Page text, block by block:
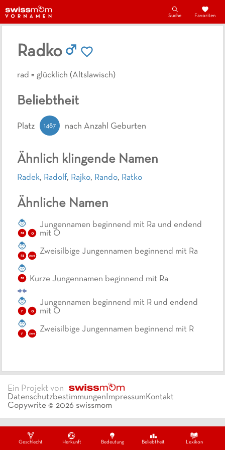
Geschlecht Herkunft Bedeutung Beliebtheit Lexikon
Suche Favoriten
Radko
rad = glücklich (Altslawisch)
Ähnlich klingende Namen
Radek, Radolf, Rajko, Rando, Ratko
Ähnliche Namen
ra o
Jungennamen beginnend mit Ra und endend
mit O
ra zwe Zweisilbige Jungennamen beginnend mit Ra
ra Kurze Jungennamen beginnend mit Ra
r o
Jungennamen beginnend mit R und endend
mit O
r zwe Zweisilbige Jungennamen beginnend mit R
Beliebtheit
Platz 1487 nach Anzahl Geburten
Ein Projekt von
DatenschutzbestimmungenImpressumKontakt
Copywrite © 2026 swissmom